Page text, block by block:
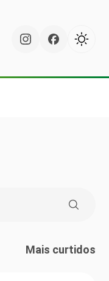
Mais curtidos